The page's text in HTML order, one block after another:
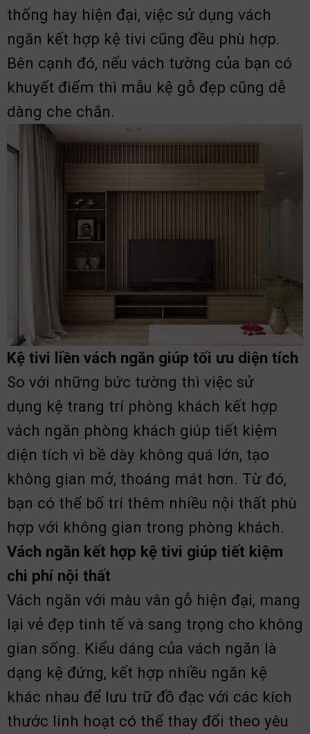
thống hay hiện đại, việc sử dụng vách
ngăn kết hợp kệ tivi cũng đều phù hợp.
Bên cạnh đó, nếu vách tường của bạn có
khuyết điểm thì mẫu kệ gỗ đẹp cũng dễ
dàng che chắn.
Kệ tivi liền vách ngăn giúp tối ưu diện tích
So với những bức tường thì việc sử
dụng kệ trang trí phòng khách kết hợp
vách ngăn phòng khách giúp tiết kiệm
diện tích vì bề dày không quá lớn, tạo
không gian mở, thoáng mát hơn. Từ đó,
bạn có thể bố trí thêm nhiều nội thất phù
hợp với không gian trong phòng khách.
Vách ngăn kết hợp kệ tivi giúp tiết kiệm
chi phí nội thất
Vách ngăn với màu vân gỗ hiện đại, mang
lại vẻ đẹp tinh tế và sang trọng cho không
gian sống. Kiểu dáng của vách ngăn là
dạng kệ đứng, kết hợp nhiều ngăn kệ
khác nhau để lưu trữ đồ đạc với các kích
thước linh hoạt có thể thay đổi theo yêu